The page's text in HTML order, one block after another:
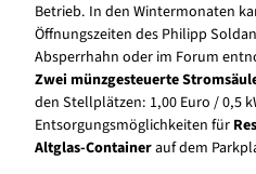
Betrieb. In den Wintermonaten
Öffnungszeiten des Philipp
Absperrhahn oder im Forum
Zwei münzgesteuerte
den Stellplätzen: 1,00 Euro / 0,5
Entsorgungsmöglichkeiten für
Altglas-Containerauf dem